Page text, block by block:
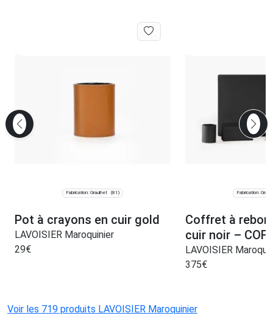
Fabrication: Graulhet (81)
Pot à crayons en cuir gold
LAVOISIER Maroquinier
29€
Fabrication:
Coffret à
cuir noir –
LAVOISIER
375€
Voir les 719 produits LAVOISIER Maroquinier